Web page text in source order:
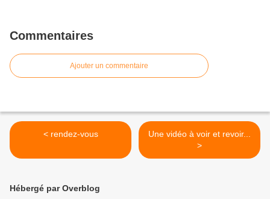
Commentaires
Ajouter un commentaire
< rendez-vous
Une vidéo à voir et revoir...
>
Hébergé par Overblog